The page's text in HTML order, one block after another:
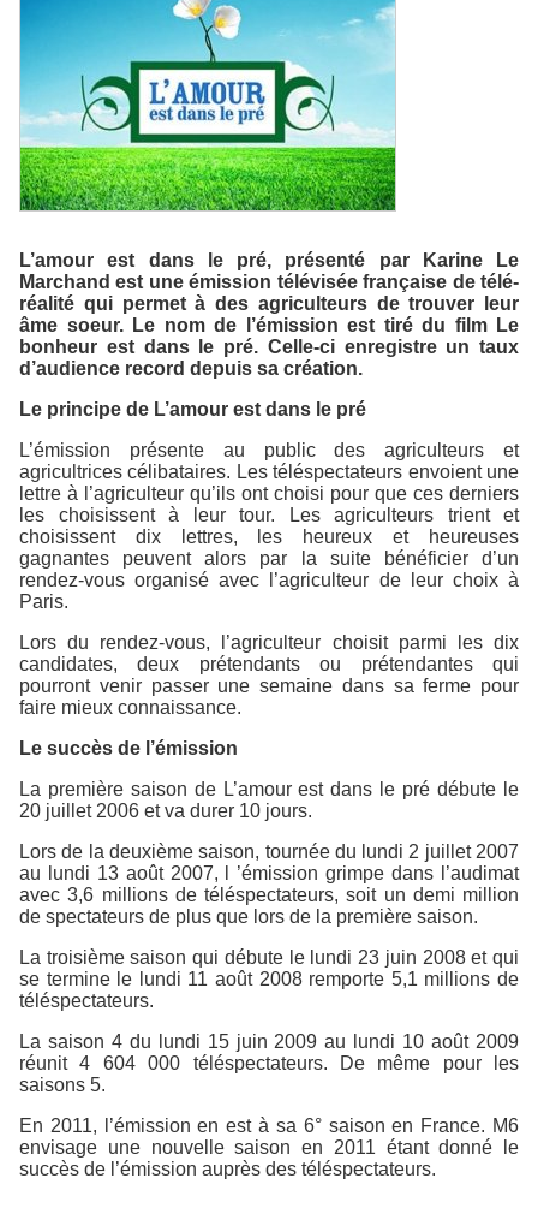
L’amour est dans le pré, présenté par Karine Le
Marchand est une émission télévisée française de télé-
réalité qui permet à des agriculteurs de trouver leur
âme soeur. Le nom de l’émission est tiré du film Le
bonheur est dans le pré. Celle-ci enregistre un taux
d’audience record depuis sa création.
Le principe de L’amour est dans le pré
L’émission présente au public des agriculteurs et
agricultrices célibataires. Les téléspectateurs envoient une
lettre à l’agriculteur qu’ils ont choisi pour que ces derniers
les choisissent à leur tour. Les agriculteurs trient et
choisissent dix lettres, les heureux et heureuses
gagnantes peuvent alors par la suite bénéficier d’un
rendez-vous organisé avec l’agriculteur de leur choix à
Paris.
Lors du rendez-vous, l’agriculteur choisit parmi les dix
candidates, deux prétendants ou prétendantes qui
pourront venir passer une semaine dans sa ferme pour
faire mieux connaissance.
Le succès de l’émission
La première saison de L’amour est dans le pré débute le
20 juillet 2006 et va durer 10 jours.
Lors de la deuxième saison, tournée du lundi 2 juillet 2007
au lundi 13 août 2007, l ’émission grimpe dans l’audimat
avec 3,6 millions de téléspectateurs, soit un demi million
de spectateurs de plus que lors de la première saison.
La troisième saison qui débute le lundi 23 juin 2008 et qui
se termine le lundi 11 août 2008 remporte 5,1 millions de
téléspectateurs.
La saison 4 du lundi 15 juin 2009 au lundi 10 août 2009
réunit 4 604 000 téléspectateurs. De même pour les
saisons 5.
En 2011, l’émission en est à sa 6° saison en France. M6
envisage une nouvelle saison en 2011 étant donné le
succès de l’émission auprès des téléspectateurs.